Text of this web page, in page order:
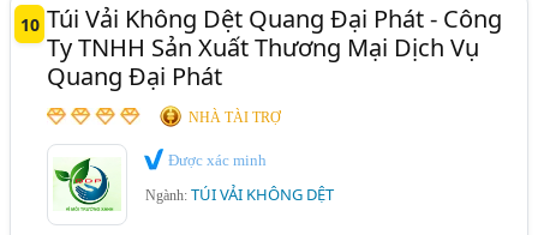
10 Túi Vải Không Dệt Quang Đại Phát - Công
Ty TNHH Sản Xuất Thương Mại Dịch Vụ
Quang Đại Phát
NHÀ TÀI TRỢ
Được xác minh
Ngành:TÚI VẢI KHÔNG DỆT